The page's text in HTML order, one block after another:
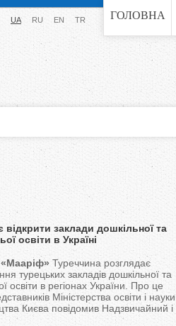
Jump to navigation ГОЛОВНА
UA RU EN TR
відкрити заклади дошкільної та
освіти в Україні
«Мааріф» Туреччина розглядає
турецьких закладів дошкільної та
освіти в регіонах України. Про це
Міністерства освіти і науки
Києва повідомив Надзвичайний і